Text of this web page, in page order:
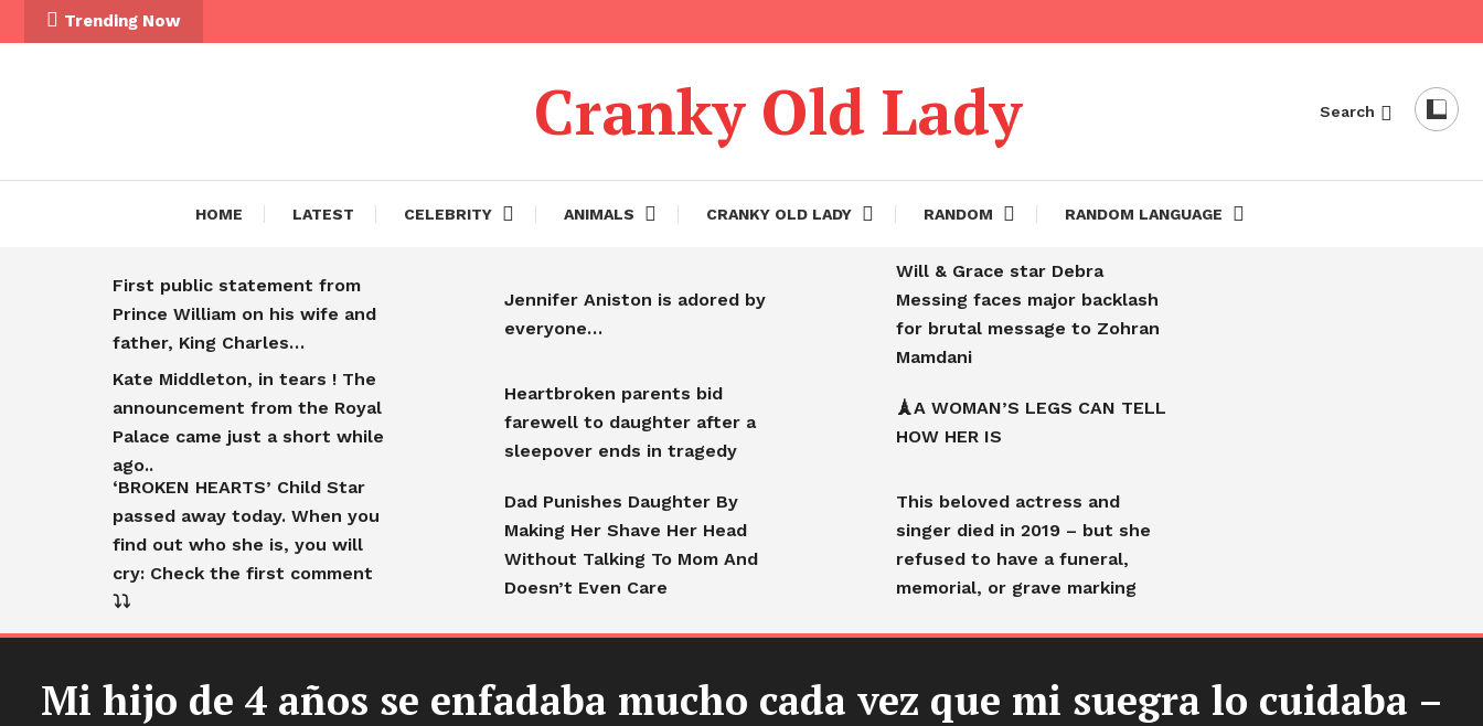
Trending Now
Cranky Old Lady Search
HOME LATEST CELEBRITY ANIMALS CRANKY OLD LADY RANDOM RANDOM LANGUAGE
First public statement from
Prince William on his wife and
father, King Charles…
Jennifer Aniston is adored by
everyone…
Will & Grace star Debra
Messing faces major backlash
for brutal message to Zohran
Mamdani
Kate Middleton, in tears ! The
announcement from the Royal
Palace came just a short while
ago..
Heartbroken parents bid
farewell to daughter after a
sleepover ends in tragedy
🗼A WOMAN’S LEGS CAN TELL
HOW HER IS
‘BROKEN HEARTS’ Child Star
passed away today. When you
find out who she is, you will
cry: Check the first comment
⤵️⤵️
Dad Punishes Daughter By
Making Her Shave Her Head
Without Talking To Mom And
Doesn’t Even Care
This beloved actress and
singer died in 2019 – but she
refused to have a funeral,
memorial, or grave marking
Mi hijo de 4 años se enfadaba mucho cada vez que mi suegra lo cuidaba –